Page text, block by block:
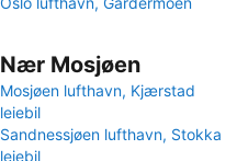
Nær Mosjøen
Mosjøen lufthavn, Kjærstad
leiebil
Sandnessjøen lufthavn, Stokka
leiebil